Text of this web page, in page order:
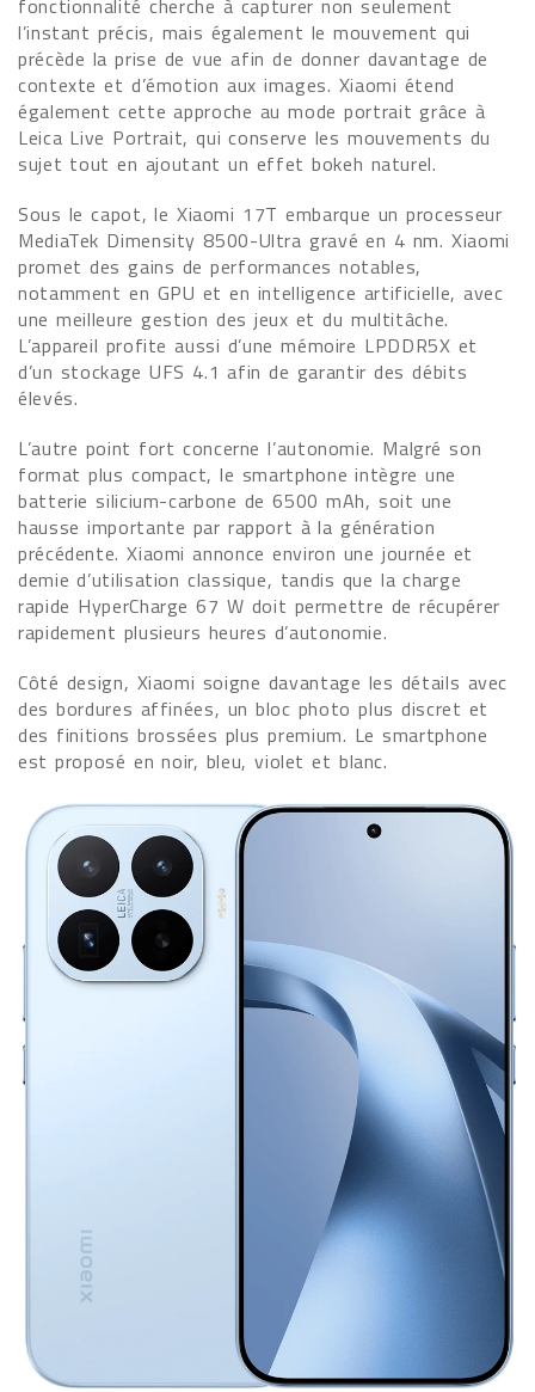
fonctionnalité cherche à capturer non seulement
l’instant précis, mais également le mouvement qui
précède la prise de vue afin de donner davantage de
contexte et d’émotion aux images. Xiaomi étend
également cette approche au mode portrait grâce à
Leica Live Portrait, qui conserve les mouvements du
sujet tout en ajoutant un effet bokeh naturel.
Sous le capot, le Xiaomi 17T embarque un processeur
MediaTek Dimensity 8500-Ultra gravé en 4 nm. Xiaomi
promet des gains de performances notables,
notamment en GPU et en intelligence artificielle, avec
une meilleure gestion des jeux et du multitâche.
L’appareil profite aussi d’une mémoire LPDDR5X et
d’un stockage UFS 4.1 afin de garantir des débits
élevés.
L’autre point fort concerne l’autonomie. Malgré son
format plus compact, le smartphone intègre une
batterie silicium-carbone de 6500 mAh, soit une
hausse importante par rapport à la génération
précédente. Xiaomi annonce environ une journée et
demie d’utilisation classique, tandis que la charge
rapide HyperCharge 67 W doit permettre de récupérer
rapidement plusieurs heures d’autonomie.
Côté design, Xiaomi soigne davantage les détails avec
des bordures affinées, un bloc photo plus discret et
des finitions brossées plus premium. Le smartphone
est proposé en noir, bleu, violet et blanc.